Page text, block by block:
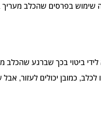
בפרסים שהכלב מעריך
ביטוי בכך שברגע שהכלב
כמובן יכולים לעזור,